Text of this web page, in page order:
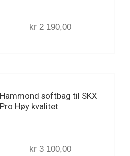
kr 2 190,00
Hammond softbag til SKX
Pro Høy kvalitet
kr 3 100,00